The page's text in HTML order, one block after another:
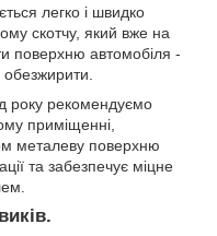
легко і швидко
скотчу, який вже на
поверхню автомобіля -
обезжирити.
року рекомендуємо
приміщенні,
металеву поверхню
та забезпечує міцне